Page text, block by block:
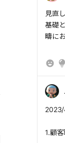
もっ
見直
基礎
疇に
もっ
2023/
1.顧